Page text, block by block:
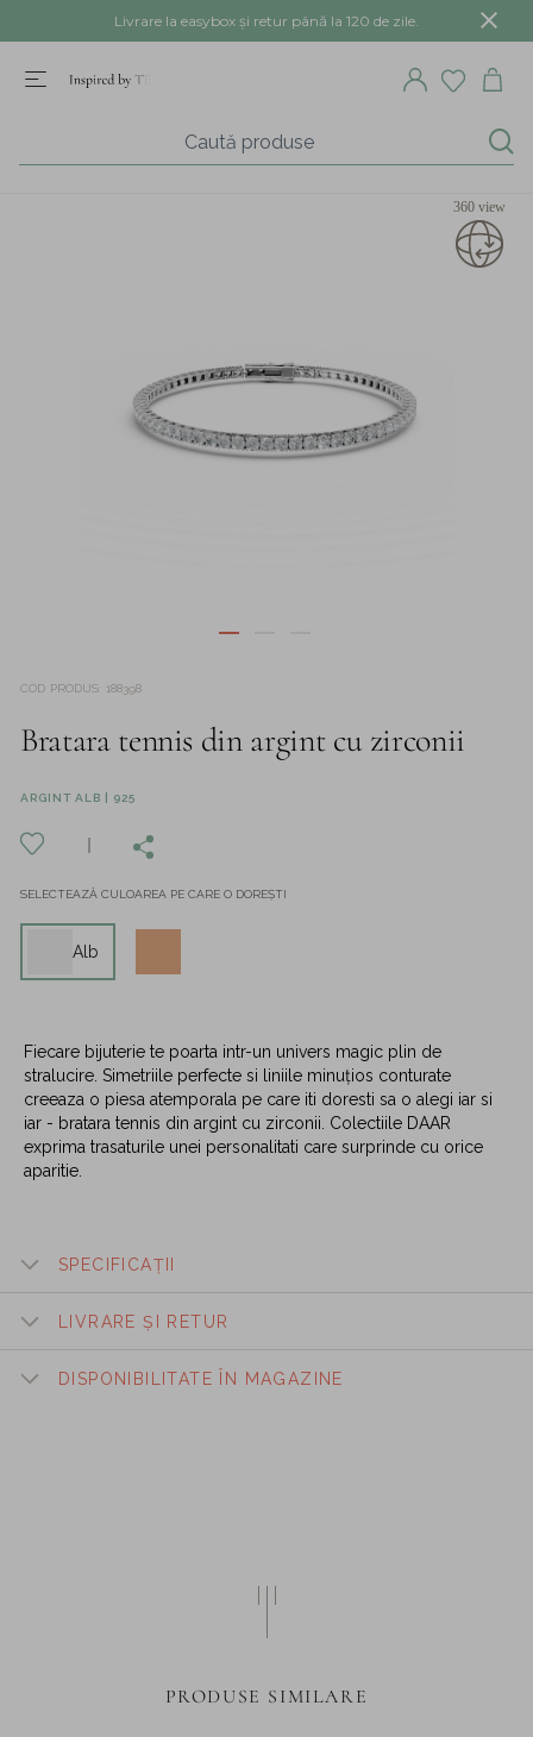
Livrare la easybox și retur până la 120 de zile.
360 view
COD PRODUS 188398
Bratara tennis din argint cu zirconii
ARGINT ALB | 925
SELECTEAZĂ CULOAREA PE CARE O DOREȘTI
Alb
Fiecare bijuterie te poarta intr-un univers magic plin de
stralucire. Simetriile perfecte si liniile minuțios conturate
creeaza o piesa atemporala pe care iti doresti sa o alegi iar si
iar - bratara tennis din argint cu zirconii. Colectiile DAAR
exprima trasaturile unei personalitati care surprinde cu orice
aparitie.
SPECIFICAȚII
LIVRARE ȘI RETUR
DISPONIBILITATE ÎN MAGAZINE
PRODUSE SIMILARE